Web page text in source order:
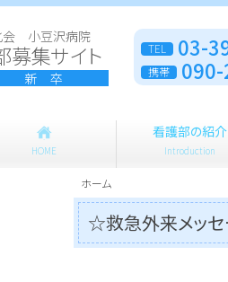
TEL 03-
携帯
会 小豆沢病院
募集サイト
新 卒
HOME
看護部の紹介
Introduction
ホーム
☆救急外来メッ